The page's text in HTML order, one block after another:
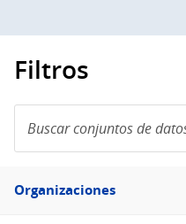
Filtros
conjuntos
de
Filtro
Organizaciones
Organizaciones